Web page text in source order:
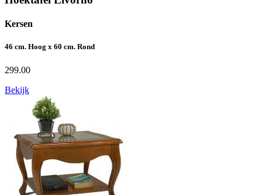
Kersen
46 cm. Hoog x 60 cm. Rond
299.00
Bekijk